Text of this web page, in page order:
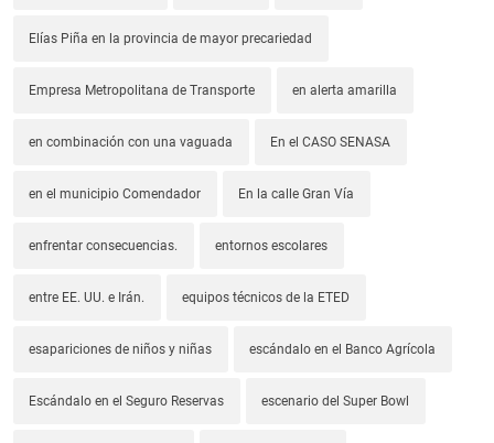
Elías Piña en la provincia de mayor precariedad
Empresa Metropolitana de Transporte en alerta amarilla
en combinación con una vaguada En el CASO SENASA
en el municipio Comendador En la calle Gran Vía
enfrentar consecuencias. entornos escolares
entre EE. UU. e Irán. equipos técnicos de la ETED
esapariciones de niños y niñas escándalo en el Banco Agrícola
Escándalo en el Seguro Reservas escenario del Super Bowl